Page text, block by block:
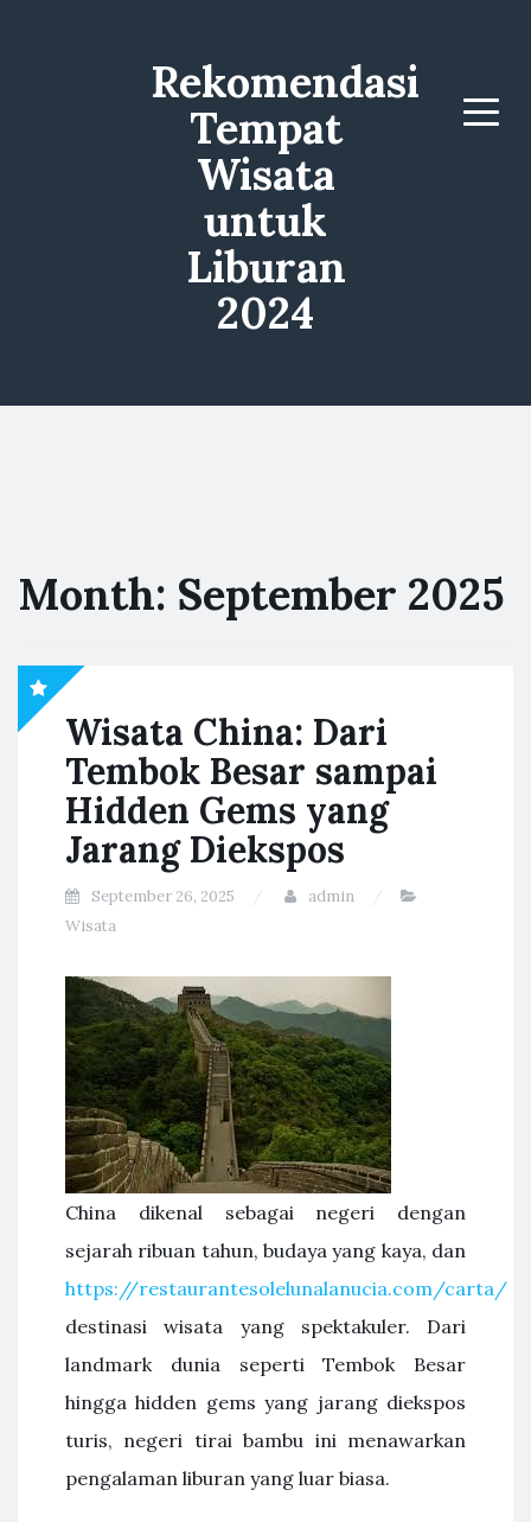
Rekomendasi
Tempat
Wisata
untuk
Liburan
2024
Menu
Month: September 2025
Wisata China: Dari
Tembok Besar sampai
Hidden Gems yang
Jarang Diekspos
September 26, 2025
admin
Wisata
China dikenal sebagai negeri dengan
sejarah ribuan tahun, budaya yang kaya, dan
https://restaurantesolelunalanucia.com/carta/
destinasi wisata yang spektakuler. Dari
landmark dunia seperti Tembok Besar
hingga hidden gems yang jarang diekspos
turis, negeri tirai bambu ini menawarkan
pengalaman liburan yang luar biasa.